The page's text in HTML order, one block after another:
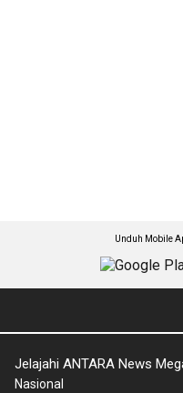
Unduh Mobile
Jelajahi ANTARA News
Nasional